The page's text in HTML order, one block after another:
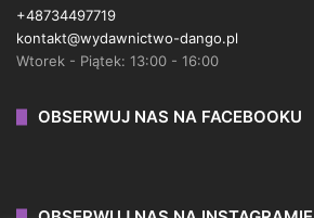
+48734497719
kontakt@wydawnictwo-dango.pl
Wtorek - Piątek: 13:00 - 16:00
OBSERWUJ NAS NA FACEBOOKU